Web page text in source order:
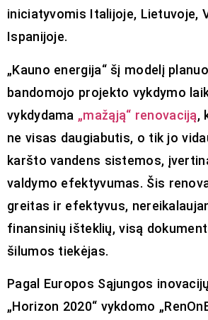
iniciatyvomis Italijoje, Lietuvoje,
Ispanijoje.
„Kauno energija“ šį modelį
bandomojo projekto vykdymo
vykdydama „mažąją“ renovaciją,
ne visas daugiabutis, o tik jo
karšto vandens sistemos,
valdymo efektyvumas. Šis
greitas ir efektyvus,
finansinių išteklių, visą
šilumos tiekėjas.
Pagal Europos Sąjungos
„Horizon 2020“ vykdomo